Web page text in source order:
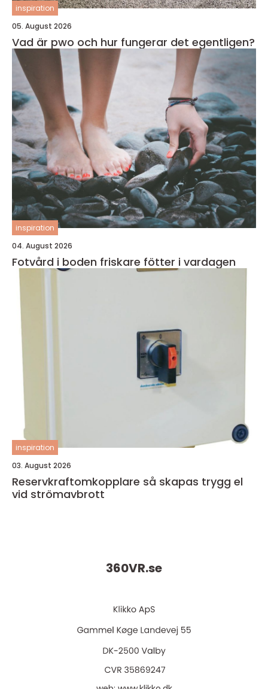
inspiration
05. August 2026
Vad är pwo och hur fungerar det egentligen?
inspiration
04. August 2026
Fotvård i boden friskare fötter i vardagen
inspiration
03. August 2026
Reservkraftomkopplare så skapas trygg el
vid strömavbrott
360VR.se